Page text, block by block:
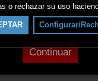
este sitio. Por
sitio a la lista
de
Continuar
o rechazar su uso
Configurar/